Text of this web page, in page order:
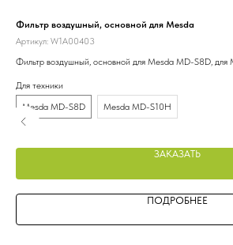
Фильтр воздушный, основной для Mesda
Артикул: W1A00403
Фильтр воздушный, основной для Mesda MD-S8D, для
Для техники
Mesda MD-S8D
Mesda MD-S10H
ЗАКАЗАТЬ
ПОДРОБНЕЕ